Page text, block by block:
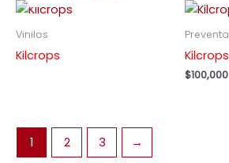
Vinilos
Kilcrops
Preventa
Kilcrops
$100,000
1 2 3 →